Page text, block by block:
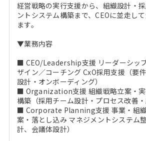
年齢と年収の相関図
経営戦略の実行支援から、組織設計・
ントシステム構築まで、CEOに並走し
ます。
▼業務内容
■ CEO/Leadership支援 リーダーシッ
ザイン／コーチング CxO採用支援（要
設計・オンボーディング）
■ Organization支援 組織戦略立案・実
構築（採用チーム設計・プロセス改善・
■ Corporate Planning支援 事業・組
案・落とし込み マネジメントシステム
計、会議体設計）